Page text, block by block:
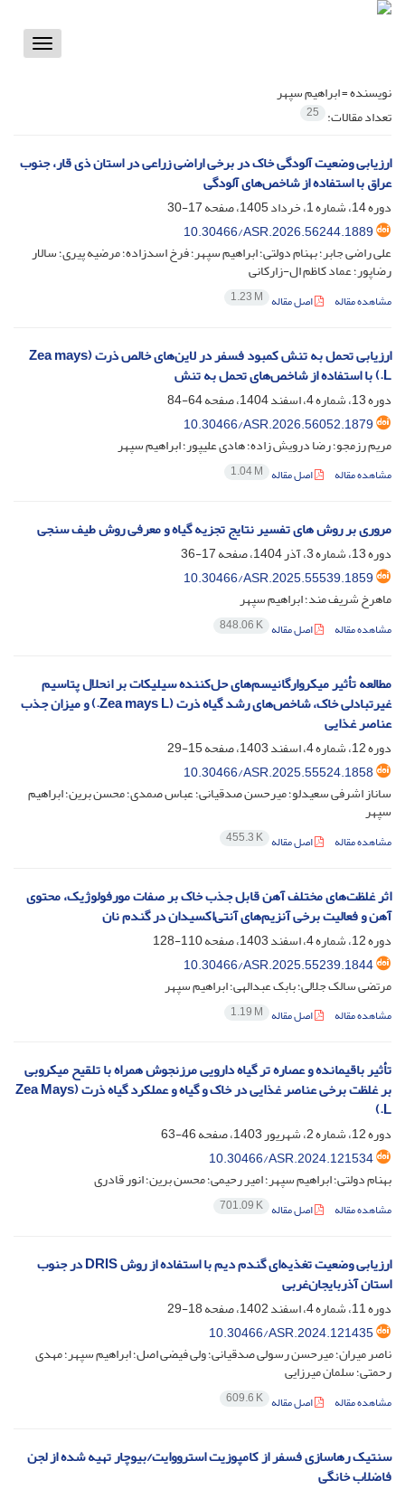
Toggle
نویسنده =ابراهیم سپهر
تعداد مقالات: 25
ارزیابی وضعیت آلودگی خاک در برخی اراضی زراعی در استان ذی قار، جنوب
عراق با استفاده از شاخص‌های آلودگی
دوره 14، شماره 1، خرداد 1405، صفحه
17-30
10.30466/ASR.2026.56244.1889
علی راضی جابر؛ بهنام دولتی؛ ابراهیم سپهر؛ فرخ اسدزاده؛ مرضیه پیری؛ سالار
رضاپور؛ عماد کاظم ال-زارکانی
مشاهده مقاله اصل مقاله 1.23 M
ارزیابی تحمل به تنش کمبود فسفر در لاین‌های خالص ذرت (Zea mays
L.) با استفاده از شاخص‌های تحمل به تنش
دوره 13، شماره 4، اسفند 1404، صفحه
64-84
10.30466/ASR.2026.56052.1879
مریم رزمجو؛ رضا درویش زاده؛ هادی علیپور؛ ابراهیم سپهر
مشاهده مقاله اصل مقاله 1.04 M
مروری بر روش های تفسیر نتایج تجزیه گیاه و معرفی روش طیف سنجی
دوره 13، شماره 3، آذر 1404، صفحه
17-36
10.30466/ASR.2025.55539.1859
ماهرخ شریف مند؛ ابراهیم سپهر
مشاهده مقاله اصل مقاله 848.06 K
مطالعه تأثیر میکروارگانیسم‌های حل‌کننده سیلیکات بر انحلال پتاسیم
غیرتبادلی خاک، شاخص‌های رشد گیاه ذرت (Zea mays L.) و میزان جذب
عناصر غذایی
دوره 12، شماره 4، اسفند 1403، صفحه
15-29
10.30466/ASR.2025.55524.1858
ساناز اشرفی سعیدلو؛ میرحسن صدقیانی؛ عباس صمدی؛ محسن برین؛ ابراهیم
سپهر
مشاهده مقاله اصل مقاله 455.3 K
اثر غلظت‌های مختلف آهن قابل جذب خاک بر صفات مورفولوژیک، محتوی
آهن و فعالیت برخی آنزیم‌های آنتی‌اکسیدان در گندم نان
دوره 12، شماره 4، اسفند 1403، صفحه
110-128
10.30466/ASR.2025.55239.1844
مرتضی سالک جلالی؛ بابک عبدالهی؛ ابراهیم سپهر
مشاهده مقاله اصل مقاله 1.19 M
تأثیر باقیمانده و عصاره تر گیاه دارویی مرزنجوش همراه با تلقیح میکروبی
بر غلظت برخی عناصر غذایی در خاک و گیاه و عملکرد گیاه ذرت (Zea Mays
L.)
دوره 12، شماره 2، شهریور 1403، صفحه
46-63
10.30466/ASR.2024.121534
بهنام دولتی؛ ابراهیم سپهر؛ امیر رحیمی؛ محسن برین؛ انور قادری
مشاهده مقاله اصل مقاله 701.09 K
ارزیابی وضعیت تغذیه‌ای گندم دیم با استفاده از روش DRIS در جنوب
استان آذربایجان‌غربی
دوره 11، شماره 4، اسفند 1402، صفحه
18-29
10.30466/ASR.2024.121435
ناصر میران؛ میرحسن رسولی صدقیانی؛ ولی فیضی اصل؛ ابراهیم سپهر؛ مهدی
رحمتی؛ سلمان میرزایی
مشاهده مقاله اصل مقاله 609.6 K
سنتیک رهاسازی فسفر از کامپوزیت استرووایت/بیوچار تهیه شده از لجن
فاضلاب خانگی